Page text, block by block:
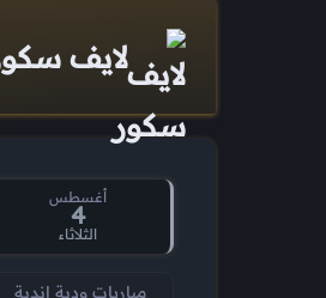
لايف
أغسطس
4
الثلاثاء
مباريات ودية اندية